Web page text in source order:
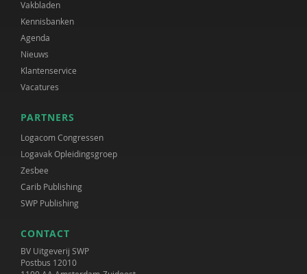
Vakbladen
Kennisbanken
Agenda
Nieuws
Klantenservice
Vacatures
PARTNERS
Logacom Congressen
Logavak Opleidingsgroep
Zesbee
Carib Publishing
SWP Publishing
CONTACT
BV Uitgeverij SWP
Postbus 12010